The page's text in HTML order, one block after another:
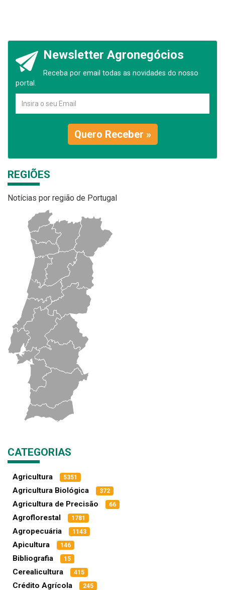
Newsletter Agronegócios
Receba por email todas as novidades do nosso
portal.
Quero Receber »
REGIÕES
Notícias por região de Portugal
CATEGORIAS
Agricultura 5351
Agricultura Biológica 372
Agricultura de Precisão 66
Agroflorestal 1781
Agropecuária 1143
Apicultura 146
Bibliografia 15
Cerealicultura 415
Crédito Agrícola 245